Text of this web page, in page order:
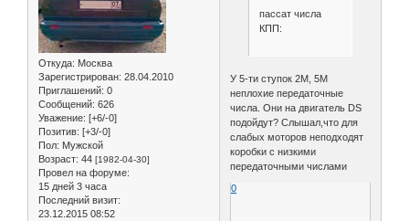
Откуда: Москва
Зарегистрирован: 28.04.2010
Приглашений: 0
Сообщений: 626
Уважение: [+6/-0]
Позитив: [+3/-0]
Пол: Мужской
Возраст: 44 [1982-04-30]
Провел на форуме:
15 дней 3 часа
Последний визит:
23.12.2015 08:52
пассат числа
КПП:
У 5-ти ступок 2М, 5М
неплохие передаточные
числа. Они на двигатель DS
подойдут? Слышал,что для
слабых моторов неподходят
коробки с низкими
передаточными числами
0